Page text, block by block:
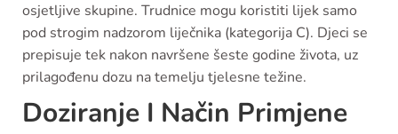
osjetljive skupine. Trudnice mogu koristiti lijek samo
pod strogim nadzorom liječnika (kategorija C). Djeci se
prepisuje tek nakon navršene šeste godine života, uz
prilagođenu dozu na temelju tjelesne težine.
Doziranje I Način Primjene